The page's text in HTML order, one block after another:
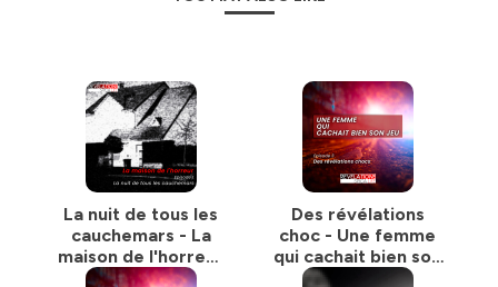
La nuit de tous les
cauchemars - La
maison de l'horreur
/ Episode 1
Des révélations
choc - Une femme
qui cachait bien son
jeu / Episode 3